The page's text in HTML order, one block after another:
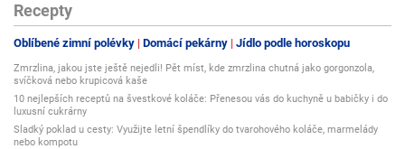
ActiMaris Gel na hojení - příklady aplikace:
[learn_more caption="Proč z přípravků ActiMaris lze cítit ‚bazénový závan‘
?"]
Při aplikaci přípravků ActiMaris můžete krátce ucítit „bazénový“ chlorový
závan.
Recepty
Oblíbené zimní polévky Domácí pekárny Jídlo podle horoskopu
Zmrzlina, jakou jste ještě nejedli! Pět míst, kde zmrzlina chutná jako gorgonzola,
svíčková nebo krupicová kaše
10 nejlepších receptů na švestkové koláče: Přenesou vás do kuchyně u babičky i do
luxusní cukrárny
Sladký poklad u cesty: Využijte letní špendlíky do tvarohového koláče, marmelády
nebo kompotu